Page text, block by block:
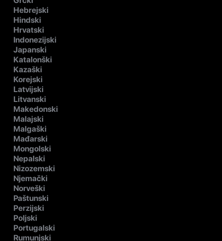
Hebrejski
Hindski
Hrvatski
Indonezijski
Japanski
Katalonški
Kazaški
Korejski
Latvijski
Litvanski
Makedonski
Malajski
Malgaški
Mađarski
Mongolski
Nepalski
Nizozemski
Njemački
Norveški
Paštunski
Perzijski
Poljski
Portugalski
Rumunjski